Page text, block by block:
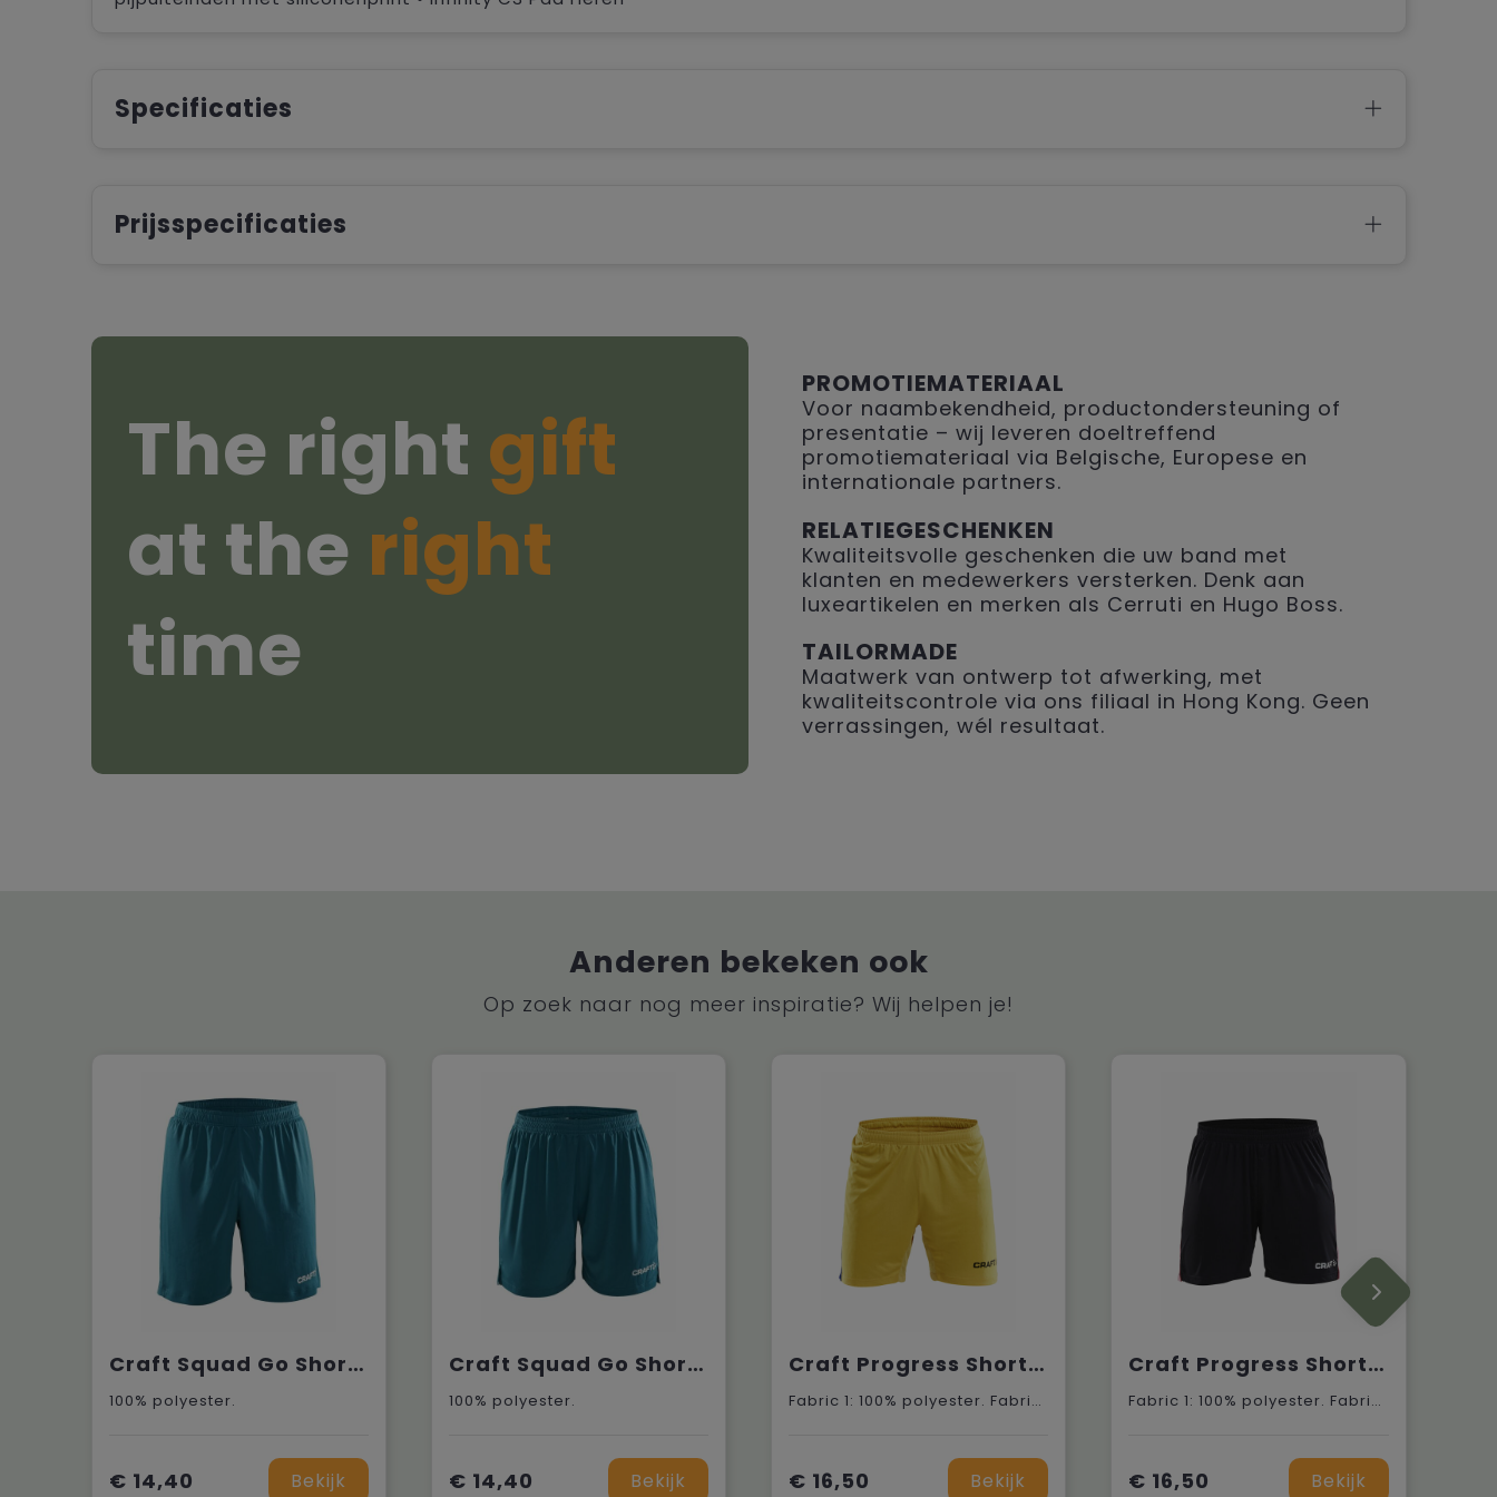
Specificaties
Prijsspecificaties
The right gift
at the right
time
PROMOTIEMATERIAAL
Voor naambekendheid, productondersteuning of
presentatie – wij leveren doeltreffend
promotiemateriaal via Belgische, Europese en
internationale partners.
RELATIEGESCHENKEN
Kwaliteitsvolle geschenken die uw band met
klanten en medewerkers versterken. Denk aan
luxeartikelen en merken als Cerruti en Hugo Boss.
TAILORMADE
Maatwerk van ontwerp tot afwerking, met
kwaliteitscontrole via ons filiaal in Hong Kong. Geen
verrassingen, wél resultaat.
Anderen bekeken ook
Op zoek naar nog meer inspiratie? Wij helpen je!
Craft Squad Go Short Solid M
100% polyester.
€ 14,40 Bekijk
Craft Squad Go Short Solid W
100% polyester.
€ 14,40 Bekijk
Craft Progress Short Contrast M
Fabric 1: 100% polyester. Fabric 2: 100% polyester.
€ 16,50 Bekijk
Craft Progress Short Contrast W
Fabric 1: 100% polyester. Fabric 2: 100% polyester.
€ 16,50 Bekijk